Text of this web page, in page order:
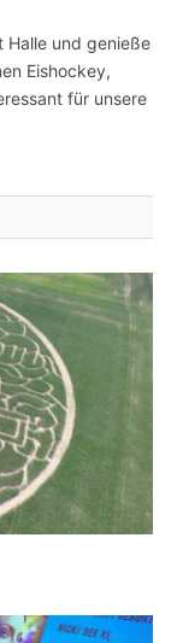
Halle und genieße
Eishockey,
für unsere